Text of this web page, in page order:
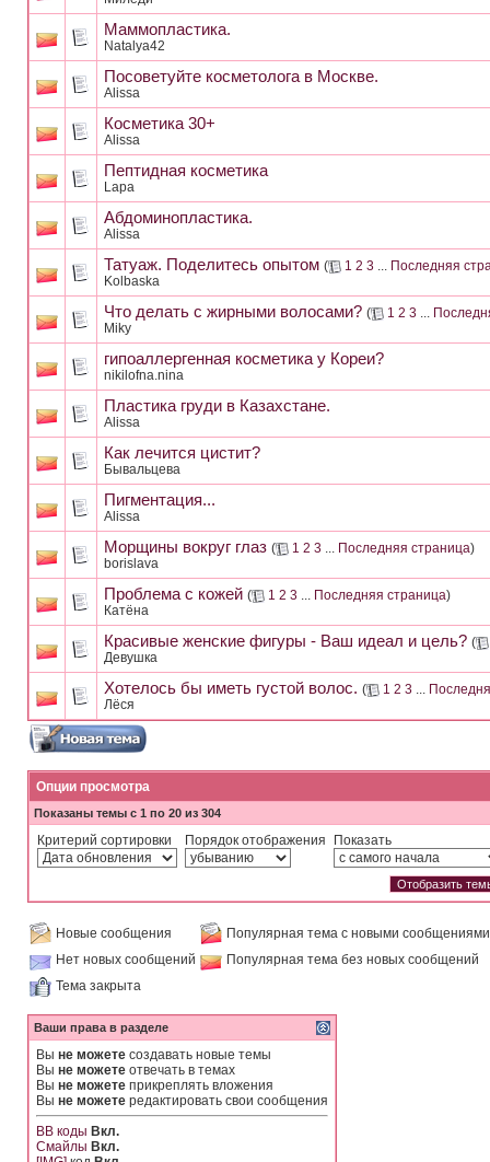
Маммопластика.
Natalya42
Посоветуйте косметолога в Москве.
Alissa
Косметика 30+
Alissa
Пептидная косметика
Lapa
Абдоминопластика.
Alissa
Татуаж. Поделитесь опытом ( 1 2 3 ... Последняя
Kolbaska
Что делать с жирными волосами? ( 1 2 3 ...
Miky
гипоаллергенная косметика у Кореи?
nikilofna.nina
Пластика груди в Казахстане.
Alissa
Как лечится цистит?
Бывальцева
Пигментация...
Alissa
Морщины вокруг глаз ( 1 2 3 ... Последняя страница)
borislava
Проблема с кожей ( 1 2 3 ... Последняя страница)
Катёна
Красивые женские фигуры - Ваш идеал и цель? (
Девушка
Хотелось бы иметь густой волос. ( 1 2 3 ...
Лёся
Опции просмотра
Показаны темы с 1 по 20 из 304
Критерий сортировки Порядок отображения Показать
Новые сообщения
Популярная тема с новыми сообщениями
Нет новых сообщений
Популярная тема без новых сообщений
Тема закрыта
Ваши права в разделе
Вы не можете создавать новые темы
Вы не можете отвечать в темах
Вы не можете прикреплять вложения
Вы не можете редактировать свои сообщения
BB коды Вкл.
Смайлы Вкл.